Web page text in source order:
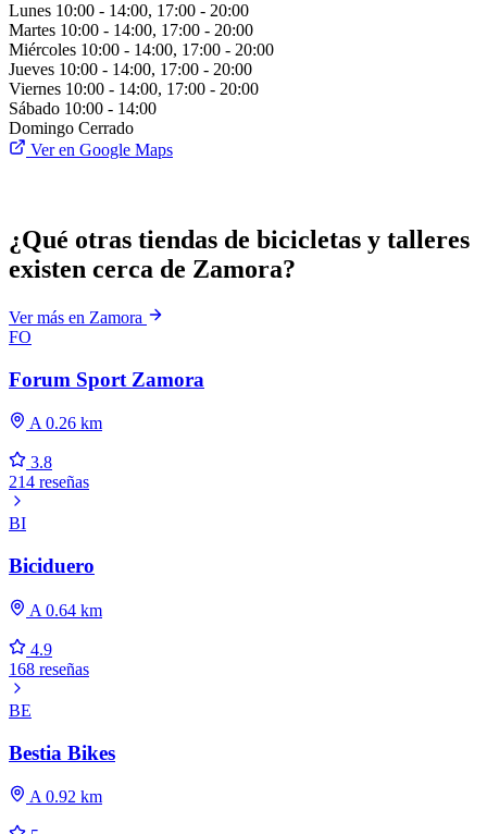
Lunes 10:00 - 14:00, 17:00 - 20:00
Martes 10:00 - 14:00, 17:00 - 20:00
Miércoles 10:00 - 14:00, 17:00 - 20:00
Jueves 10:00 - 14:00, 17:00 - 20:00
Viernes 10:00 - 14:00, 17:00 - 20:00
Sábado 10:00 - 14:00
Domingo Cerrado
Ver en Google Maps
¿Qué otras tiendas de bicicletas y talleres
existen cerca de Zamora?
Ver más en Zamora
FO
Forum Sport Zamora
A 0.26 km
3.8
214 reseñas
BI
Biciduero
A 0.64 km
4.9
168 reseñas
BE
Bestia Bikes
A 0.92 km